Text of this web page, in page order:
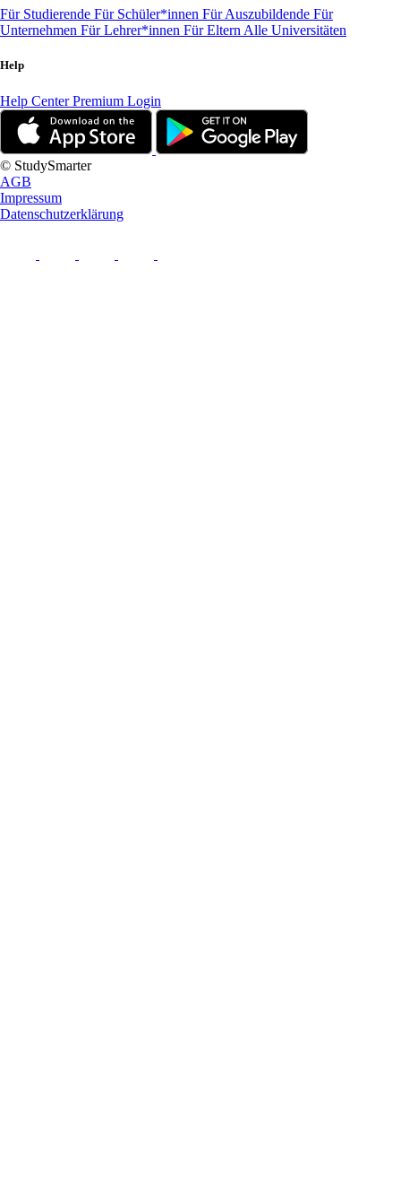
Für Studierende Für Schüler*innen Für Auszubildende Für
Unternehmen Für Lehrer*innen Für Eltern Alle Universitäten
Help
Help CenterPremium Login
© StudySmarter
AGB
Impressum
Datenschutzerklärung